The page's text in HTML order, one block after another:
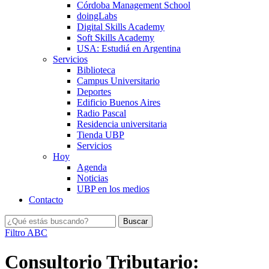
Córdoba Management School
doingLabs
Digital Skills Academy
Soft Skills Academy
USA: Estudiá en Argentina
Servicios
Biblioteca
Campus Universitario
Deportes
Edificio Buenos Aires
Radio Pascal
Residencia universitaria
Tienda UBP
Servicios
Hoy
Agenda
Noticias
UBP en los medios
Contacto
Filtro ABC
Consultorio Tributario: